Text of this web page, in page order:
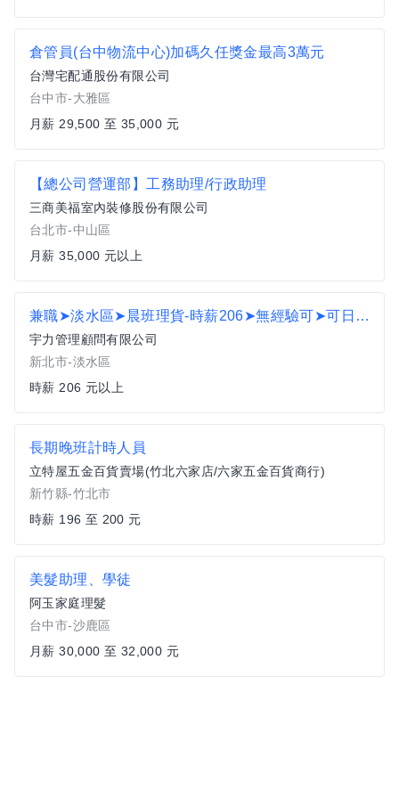
倉管員(台中物流中心)加碼久任獎金最高3萬元
台灣宅配通股份有限公司
台中市-大雅區
月薪 29,500 至 35,000 元
【總公司營運部】工務助理/行政助理
三商美福室內裝修股份有限公司
台北市-中山區
月薪 35,000 元以上
兼職➤淡水區➤晨班理貨-時薪206➤無經驗可➤可日領T
宇力管理顧問有限公司
新北市-淡水區
時薪 206 元以上
長期晚班計時人員
立特屋五金百貨賣場(竹北六家店/六家五金百貨商行)
新竹縣-竹北市
時薪 196 至 200 元
美髮助理、學徒
阿玉家庭理髮
台中市-沙鹿區
月薪 30,000 至 32,000 元